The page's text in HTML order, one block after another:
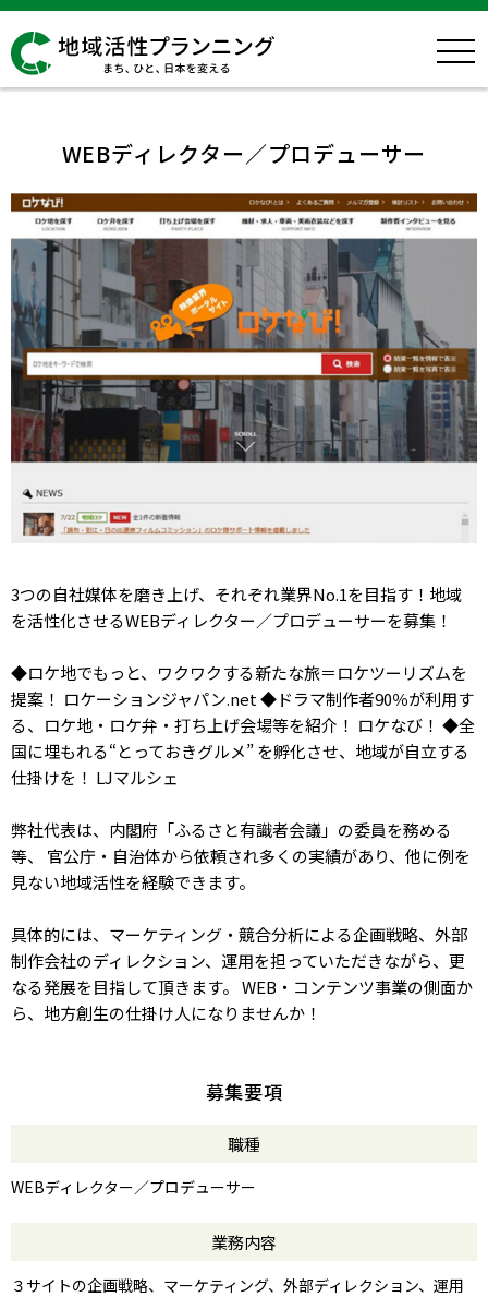
WEBディレクター／プロデューサー
3つの自社媒体を磨き上げ、それぞれ業界No.1を目指す！地域
を活性化させるWEBディレクター／プロデューサーを募集！
◆ロケ地でもっと、ワクワクする新たな旅＝ロケツーリズムを
提案！ ロケーションジャパン.net ◆ドラマ制作者90％が利用す
る、ロケ地・ロケ弁・打ち上げ会場等を紹介！ ロケなび！ ◆全
国に埋もれる“とっておきグルメ” を孵化させ、地域が自立する
仕掛けを！ LJマルシェ
弊社代表は、内閣府「ふるさと有識者会議」の委員を務める
等、 官公庁・自治体から依頼され多くの実績があり、他に例を
見ない地域活性を経験できます。
具体的には、マーケティング・競合分析による企画戦略、外部
制作会社のディレクション、運用を担っていただきながら、更
なる発展を目指して頂きます。 WEB・コンテンツ事業の側面か
ら、地方創生の仕掛け人になりませんか！
募集要項
職種
WEBディレクター／プロデューサー
業務内容
３サイトの企画戦略、マーケティング、外部ディレクション、運用